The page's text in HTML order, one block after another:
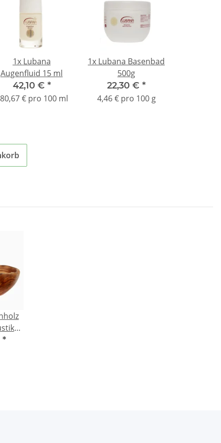
1x Lubana
Augenfluid 15 ml
42,10 € *
€ pro 100 ml
1x Lubana Basenbad
500g
22,30 € *
4,46 € pro 100 g
-
*